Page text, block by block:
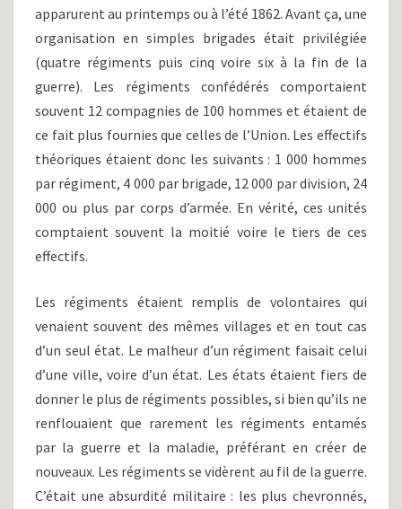
apparurent au printemps ou à l’été 1862. Avant ça, une
organisation en simples brigades était privilégiée
(quatre régiments puis cinq voire six à la fin de la
guerre). Les régiments confédérés comportaient
souvent 12 compagnies de 100 hommes et étaient de
ce fait plus fournies que celles de l’Union. Les effectifs
théoriques étaient donc les suivants : 1 000 hommes
par régiment, 4 000 par brigade, 12 000 par division, 24
000 ou plus par corps d’armée. En vérité, ces unités
comptaient souvent la moitié voire le tiers de ces
effectifs.
Les régiments étaient remplis de volontaires qui
venaient souvent des mêmes villages et en tout cas
d’un seul état. Le malheur d’un régiment faisait celui
d’une ville, voire d’un état. Les états étaient fiers de
donner le plus de régiments possibles, si bien qu’ils ne
renflouaient que rarement les régiments entamés
par la guerre et la maladie, préférant en créer de
nouveaux. Les régiments se vidèrent au fil de la guerre.
C’était une absurdité militaire : les plus chevronnés,